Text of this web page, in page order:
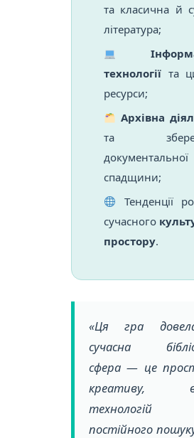
та класична й
література;
технології та
ресурси;
Архівна
та
документальної
спадщини;
Тенденції
сучасного
простору.
«Ця гра
сучасна
сфера — це
креативу,
постійного